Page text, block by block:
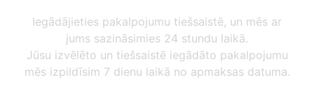
Iegādājieties pakalpojumu tiešsaistē, un mēs ar
jums sazināsimies 24 stundu laikā.
Jūsu izvēlēto un tiešsaistē iegādāto pakalpojumu
mēs izpildīsim 7 dienu laikā no apmaksas datuma.